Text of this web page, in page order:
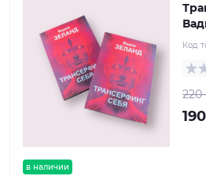
в наличии
Код
220